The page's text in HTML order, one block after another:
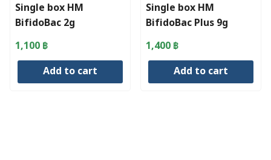
Single box HM
BifidoBac 2g
(1×20sachets)
1,100 ฿
Add to cart
Single box HM
BifidoBac Plus 9g
(1×15sachets)
1,400 ฿
Add to cart